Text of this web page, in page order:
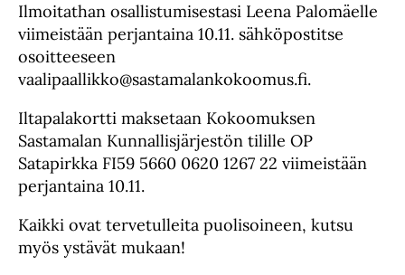
Ilmoitathan osallistumisestasi Leena Palomäelle
viimeistään perjantaina 10.11. sähköpostitse
osoitteeseen
vaalipaallikko@sastamalankokoomus.fi.
Iltapalakortti maksetaan Kokoomuksen
Sastamalan Kunnallisjärjestön tilille OP
Satapirkka FI59 5660 0620 1267 22 viimeistään
perjantaina 10.11.
Kaikki ovat tervetulleita puolisoineen, kutsu
myös ystävät mukaan!